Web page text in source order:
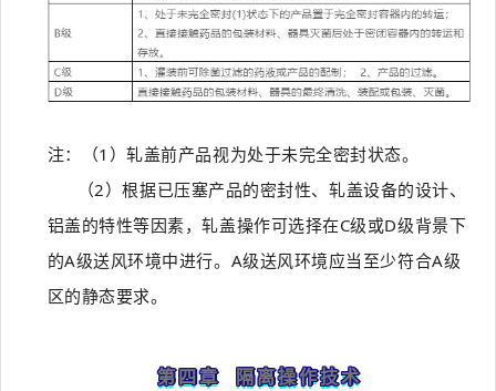
注：（1）轧盖前产品视为处于未完全密封状态。
（2）根据已压塞产品的密封性、轧盖设备的设计、
铝盖的特性等因素，轧盖操作可选择在C级或D级背景下
的A级送风环境中进行。A级送风环境应当至少符合A级
区的静态要求。
第四章 隔离操作技术